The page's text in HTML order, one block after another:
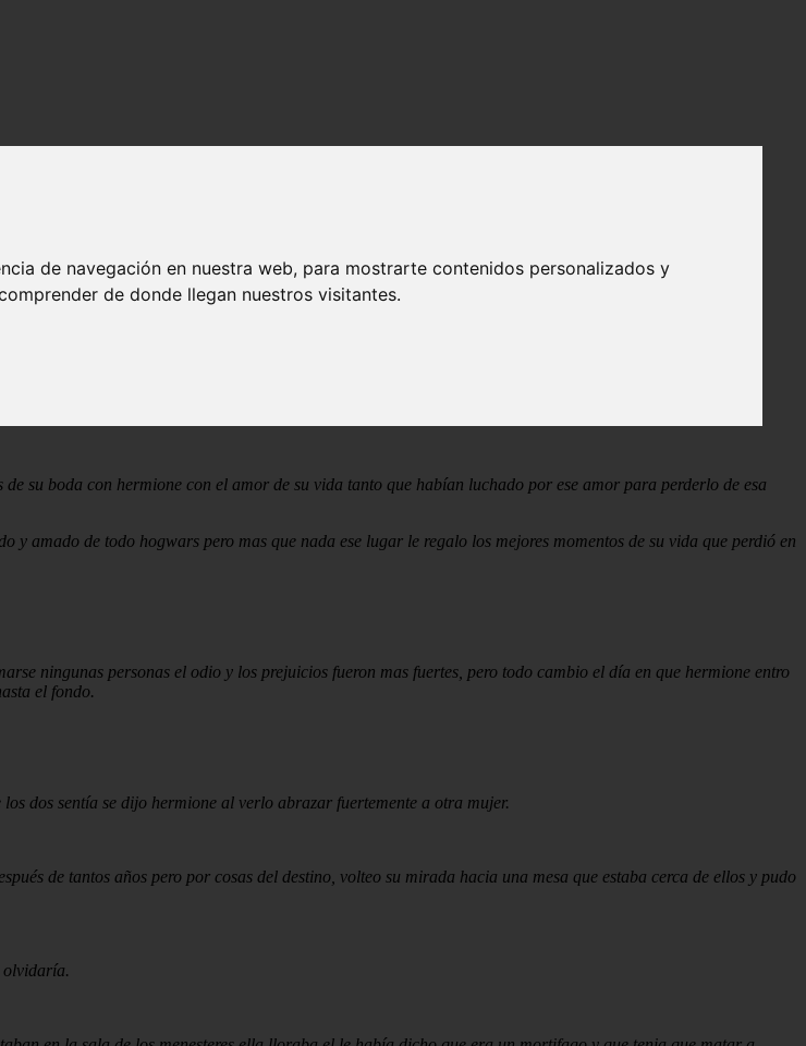
de navegación en nuestra web, para mostrarte contenidos personalizados y
de donde llegan nuestros visitantes.
con otra en el mismo lugar que le había pedido ser su esposa no pudo evitar que una lágrima traicionera
de todo lo amaba como nunca.
su boda con hermione con el amor de su vida tanto que habían luchado por ese amor para perderlo de esa
amado de todo hogwars pero mas que nada ese lugar le regalo los mejores momentos de su vida que perdió en
ningunas personas el odio y los prejuicios fueron mas fuertes, pero todo cambio el día en que hermione entro
el fondo.
dos sentía se dijo hermione al verlo abrazar fuertemente a otra mujer.
de tantos años pero por cosas del destino, volteo su mirada hacia una mesa que estaba cerca de ellos y pudo
olvidaría.